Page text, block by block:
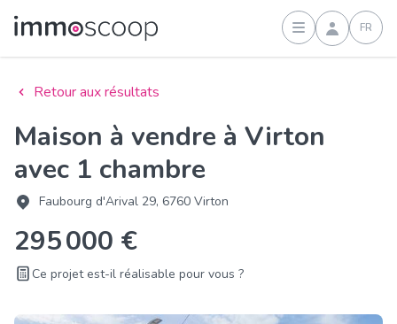
Connexion
FR
Retour aux résultats
Maison à vendre à Virton
avec 1 chambre
Faubourg d'Arival 29, 6760 Virton
295 000 €
Ce projet est-il réalisable pour vous ?